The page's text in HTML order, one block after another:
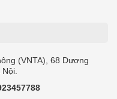
(VNTA), 68 Dương